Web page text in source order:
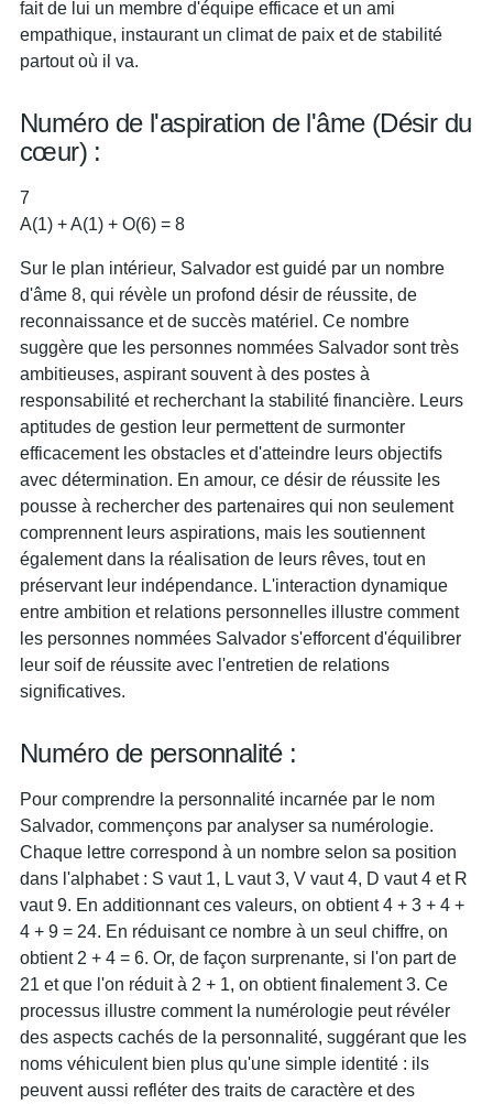
fait de lui un membre d'équipe efficace et un ami
empathique, instaurant un climat de paix et de stabilité
partout où il va.
Numéro de l'aspiration de l'âme (Désir du
cœur) :
7
A(1) + A(1) + O(6) = 8
Sur le plan intérieur, Salvador est guidé par un nombre
d'âme 8, qui révèle un profond désir de réussite, de
reconnaissance et de succès matériel. Ce nombre
suggère que les personnes nommées Salvador sont très
ambitieuses, aspirant souvent à des postes à
responsabilité et recherchant la stabilité financière. Leurs
aptitudes de gestion leur permettent de surmonter
efficacement les obstacles et d'atteindre leurs objectifs
avec détermination. En amour, ce désir de réussite les
pousse à rechercher des partenaires qui non seulement
comprennent leurs aspirations, mais les soutiennent
également dans la réalisation de leurs rêves, tout en
préservant leur indépendance. L'interaction dynamique
entre ambition et relations personnelles illustre comment
les personnes nommées Salvador s'efforcent d'équilibrer
leur soif de réussite avec l'entretien de relations
significatives.
Numéro de personnalité :
Pour comprendre la personnalité incarnée par le nom
Salvador, commençons par analyser sa numérologie.
Chaque lettre correspond à un nombre selon sa position
dans l'alphabet : S vaut 1, L vaut 3, V vaut 4, D vaut 4 et R
vaut 9. En additionnant ces valeurs, on obtient 4 + 3 + 4 +
4 + 9 = 24. En réduisant ce nombre à un seul chiffre, on
obtient 2 + 4 = 6. Or, de façon surprenante, si l'on part de
21 et que l'on réduit à 2 + 1, on obtient finalement 3. Ce
processus illustre comment la numérologie peut révéler
des aspects cachés de la personnalité, suggérant que les
noms véhiculent bien plus qu'une simple identité : ils
peuvent aussi refléter des traits de caractère et des